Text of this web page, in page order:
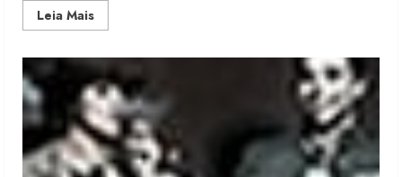
Leia MaisRead
more
promove
concurso
cultural